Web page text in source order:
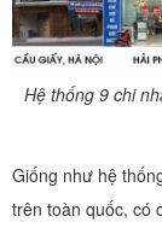
Hệ thống 9 chi
Giống như hệ
trên toàn quốc, có